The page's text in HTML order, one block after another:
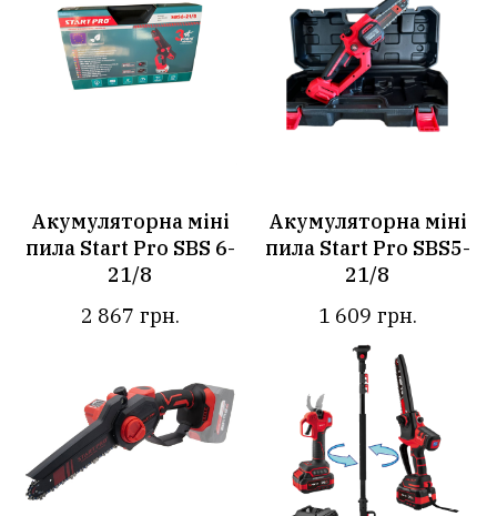
Акумуляторна міні
пила Start Pro SBS 6-
21/8
2 867 грн.
Акумуляторна міні
пила Start Pro SBS5-
21/8
1 609 грн.